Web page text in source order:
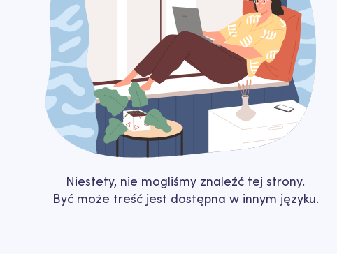
Niestety, nie mogliśmy znaleźć tej strony.
Być może treść jest dostępna w innym języku.